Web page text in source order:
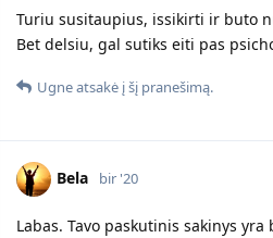
Turiu susitaupius, issikirti ir buto
Bet delsiu, gal sutiks eiti pas
Ugneatsakė į šį pranešimą.
Bela bir '20
Labas. Tavo paskutinis sakinys